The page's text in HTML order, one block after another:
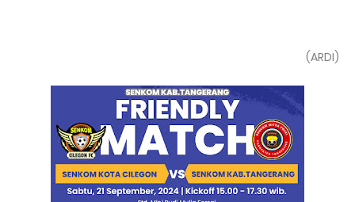
(ARDI)